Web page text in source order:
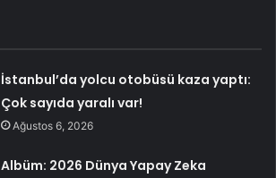
İstanbul’da yolcu otobüsü kaza yaptı:
Çok sayıda yaralı var!
Ağustos 6, 2026
Albüm: 2026 Dünya Yapay Zeka